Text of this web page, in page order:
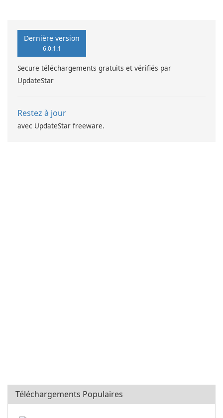
Dernière version
6.0.1.1
Secure téléchargements gratuits et vérifiés par
UpdateStar
Restez à jour
avec UpdateStar freeware.
Téléchargements Populaires